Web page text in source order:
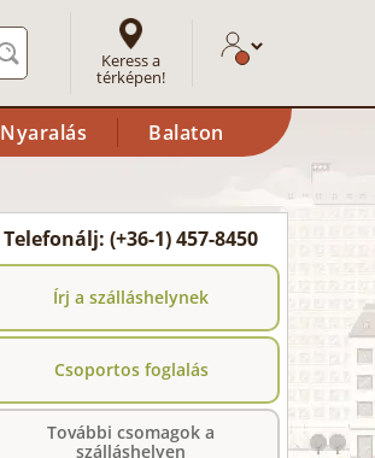
Keress a
térképen!
Nyaralás Balaton
Telefonálj: (+36-1) 457-8450
Írj a szálláshelynek
Csoportos foglalás
További csomagok a
szálláshelyen